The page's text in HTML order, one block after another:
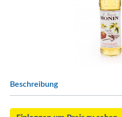
Beschreibung